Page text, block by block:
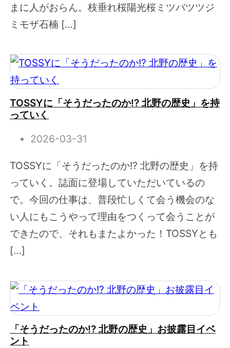
まに人がおらん。枝垂れ桜陽光桜ミツバツツジ
ミモザ石楠 […]
TOSSYに「そうだったのか!? 北野の歴史」を持
っていく
2026-03-31
TOSSYに「そうだったのか!? 北野の歴史」を持
っていく。誌面に登場していただいているの
で。今回の仕事は、普段忙しくて会う機会のな
い人にもこうやって理由をつくって会うことが
できたので、それもまたよかった！TOSSYとも
[…]
「そうだったのか!? 北野の歴史」お披露目イベ
ント